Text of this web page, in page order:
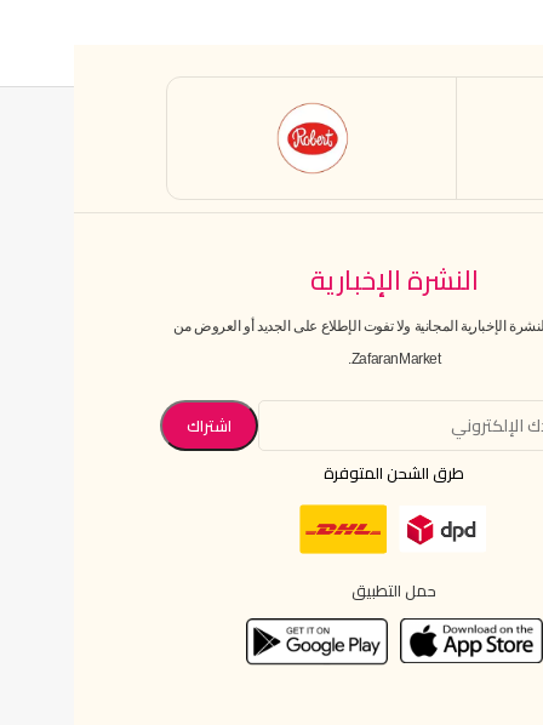
النشرة الإخبارية
الإخبارية المجانية ولا تفوت الإطلاع على الجديد أو العروض من
ZafaranMarket.
طرق الشحن المتوفرة
حمل التطبيق